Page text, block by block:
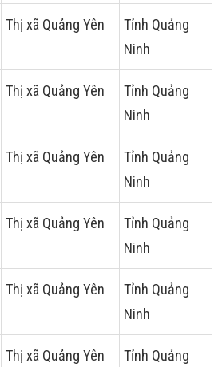
Thị xã Quảng Yên
Tỉnh Quảng
Ninh
Thị xã Quảng Yên
Tỉnh Quảng
Ninh
Thị xã Quảng Yên
Tỉnh Quảng
Ninh
Thị xã Quảng Yên
Tỉnh Quảng
Ninh
Thị xã Quảng Yên
Tỉnh Quảng
Ninh
Thị xã Quảng Yên Tỉnh Quảng